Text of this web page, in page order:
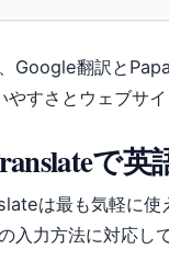
Google翻訳と
やすさとウェブサ
で
は最も気軽に使
入力方法に対応し